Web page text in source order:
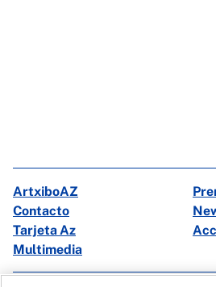
ArtxiboAZ
Contacto
Tarjeta Az
Multimedia